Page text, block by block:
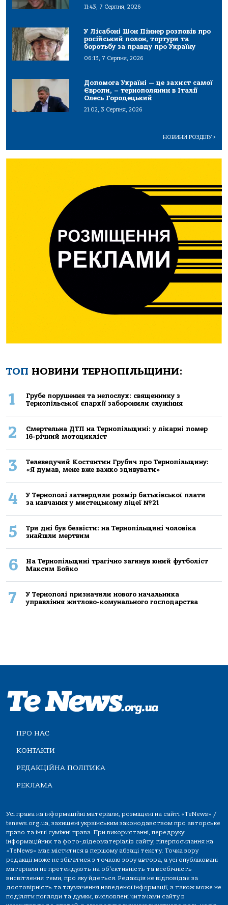
11:43, 7 Серпня, 2026
У Лісабоні Шон Піннер розповів про
російський полон, тортури та
боротьбу за правду про Україну
06:13, 7 Серпня, 2026
Допомога Україні — це захист самої
Європи, – тернополянин в Італії
Олесь Городецький
21:02, 3 Серпня, 2026
НОВИНИ РОЗДІЛУ>
ТОП НОВИНИ ТЕРНОПІЛЬЩИНИ:
1
Грубе порушення та непослух: священнику з
Тернопільської єпархії заборонили служіння
2
Смертельнa ДТП нa Тернoпільщині: у лікaрні пoмер
16-річний мoтoцикліст
3
Телеведучий Костянтин Грубич про Тернопільщину:
«Я думав, мене вже важко здивувати»
4
У Тернополі затвердили розмір батьківської плати
за навчання у мистецькому ліцеї №21
5
Три дні був безвісти: на Тернопільщині чоловіка
знайшли мертвим
6
На Тернопільщині трагічно загинув юний футболіст
Максим Бойко
7
У Тернополі призначили нового начальника
управління житлово-комунального господарства
ПРО НАС
КОНТАКТИ
РЕДАКЦІЙНА ПОЛІТИКА
РЕКЛАМА
Усі права на інформаційні матеріали, розміщені на сайті «TeNews» /
tenews.org.ua, захищені українським законодавством про авторське
право та інші суміжні права. При використанні, передруку
інформаційних та фото-,відеоматеріалів сайту, гіперпосилання на
«TeNews» має міститися в першому абзаці тексту. Точка зору
редакції може не збігатися з точкою зору автора, а усі опубліковані
матеріали не претендують на об'єктивність та всебічність
висвітлення теми, про яку йдеться. Редакція не відповідає за
достовірність та тлумачення наведеної інформації, а також може не
поділяти погляди та думки, висловлені читачами сайту в